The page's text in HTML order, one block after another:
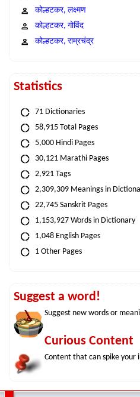
कोल्हटकर, लक्ष्मण
कोल्हटकर, गोविंद
कोल्हटकर, राम्रचंद्र
Statistics
71 Dictionaries
58,915 Total Pages
5,000 Hindi Pages
30,121 Marathi Pages
2,921 Tags
2,309,309 Meanings in
22,745 Sanskrit Pages
1,153,927 Words in Dictionary
1,048 English Pages
1 Other Pages
Suggest a word!
Suggest new words or
Curious Content
Content that can spike your